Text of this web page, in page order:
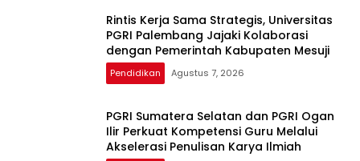
Rintis Kerja Sama Strategis, Universitas
PGRI Palembang Jajaki Kolaborasi
dengan Pemerintah Kabupaten Mesuji
Pendidikan Agustus 7, 2026
PGRI Sumatera Selatan dan PGRI Ogan
Ilir Perkuat Kompetensi Guru Melalui
Akselerasi Penulisan Karya Ilmiah